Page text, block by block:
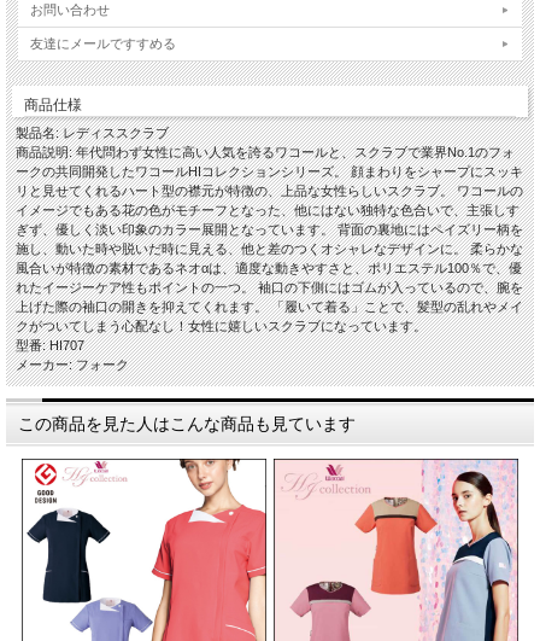
お問い合わせ
友達にメールですすめる
商品仕様
製品名: レディススクラブ
商品説明: 年代問わず女性に高い人気を誇るワコールと、スクラブで業界No.1のフォ
ークの共同開発したワコールHIコレクションシリーズ。 顔まわりをシャープにスッキ
リと見せてくれるハート型の襟元が特徴の、上品な女性らしいスクラブ。 ワコールの
イメージでもある花の色がモチーフとなった、他にはない独特な色合いで、主張しす
ぎず、優しく淡い印象のカラー展開となっています。 背面の裏地にはペイズリー柄を
施し、動いた時や脱いだ時に見える、他と差のつくオシャレなデザインに。 柔らかな
風合いが特徴の素材であるネオαは、適度な動きやすさと、ポリエステル100％で、優
れたイージーケア性もポイントの一つ。 袖口の下側にはゴムが入っているので、腕を
上げた際の袖口の開きを抑えてくれます。 「履いて着る」ことで、髪型の乱れやメイ
クがついてしまう心配なし！女性に嬉しいスクラブになっています。
型番: HI707
メーカー: フォーク
この商品を見た人はこんな商品も見ています